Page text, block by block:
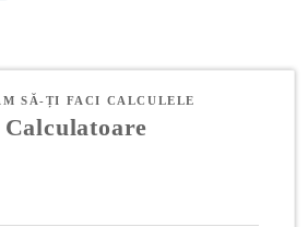
SĂ-ȚI FACI CALCULELE
Calculatoare